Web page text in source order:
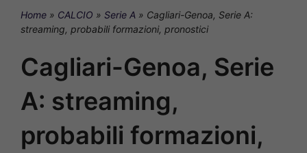
Home » CALCIO » Serie A » Cagliari-Genoa, Serie A:
streaming, probabili formazioni, pronostici
Cagliari-Genoa, Serie
A: streaming,
probabili formazioni,